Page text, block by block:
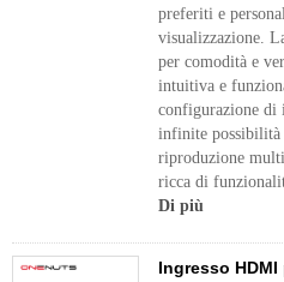
preferiti e
visualizzazione.
per comodità e
intuitiva e
configurazione di
infinite possibilità
riproduzione
ricca di
Di più
Ingresso